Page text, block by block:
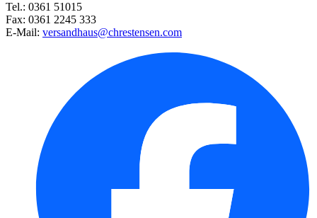
Hokkaido-Kürbis Uchiki Kuri
Beetrose Crème Brûl ...
Edelrose Mainzer Fastnacht®
Wiesen-Margerite
Tel.: 0361 51015
Fax: 0361 2245 333
E-Mail: versandhaus@chrestensen.com